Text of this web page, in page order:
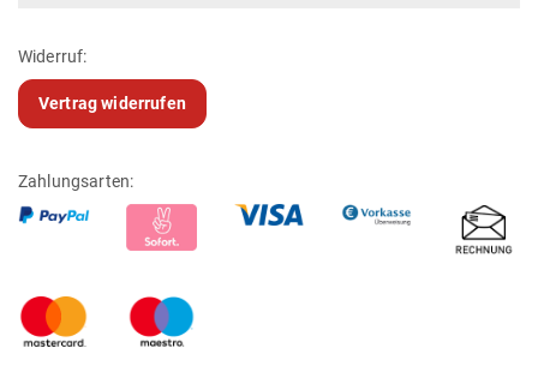
Widerruf:
Vertrag widerrufen
Zahlungsarten: